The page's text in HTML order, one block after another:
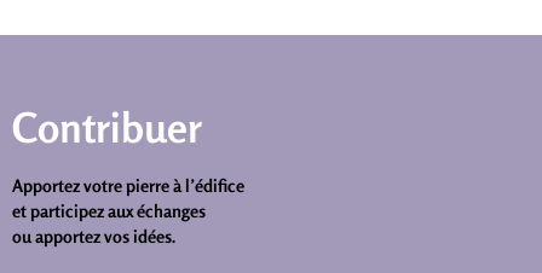
Contribuer
Apportez votre pierre à l’édifice
et participez aux échanges
ou apportez vos idées.